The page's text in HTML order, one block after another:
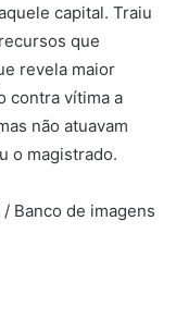
capital. Traiu
que
revela maior
contra vítima a
não atuavam
o magistrado.
Banco de imagens